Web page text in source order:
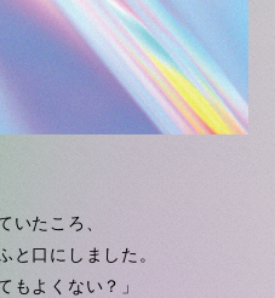
いたころ、
と口にしました。
もよくない？」